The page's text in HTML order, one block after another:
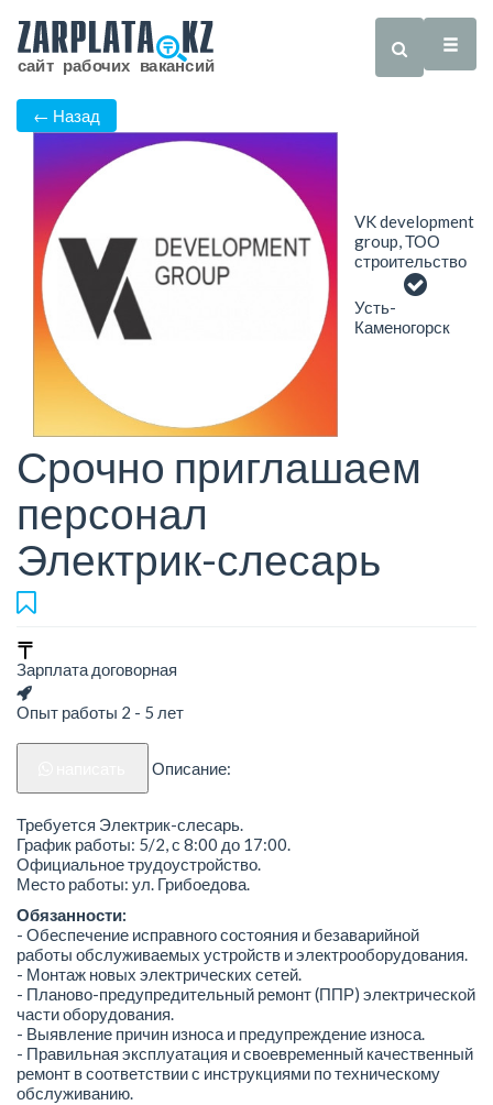
← Назад
VK development
group, ТОО
строительство
Усть-
Каменогорск
Срочно приглашаем
персонал
Электрик-слесарь
Зарплата договорная
Опыт работы 2 - 5 лет
Описание:
Требуется Электрик-слесарь.
График работы: 5/2, с 8:00 до 17:00.
Официальное трудоустройство.
Место работы: ул. Грибоедова.
Обязанности:
- Обеспечение исправного состояния и безаварийной
работы обслуживаемых устройств и электрооборудования.
- Монтаж новых электрических сетей.
- Планово-предупредительный ремонт (ППР) электрической
части оборудования.
- Выявление причин износа и предупреждение износа.
- Правильная эксплуатация и своевременный качественный
ремонт в соответствии с инструкциями по техническому
обслуживанию.